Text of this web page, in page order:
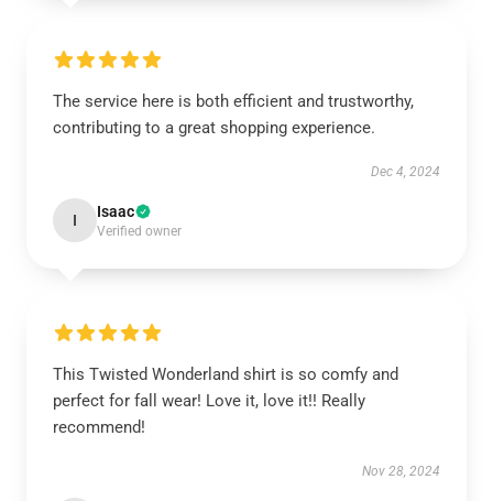
The service here is both efficient and trustworthy,
contributing to a great shopping experience.
Dec 4, 2024
I Isaac
Verified owner
This Twisted Wonderland shirt is so comfy and
perfect for fall wear! Love it, love it!! Really
recommend!
Nov 28, 2024